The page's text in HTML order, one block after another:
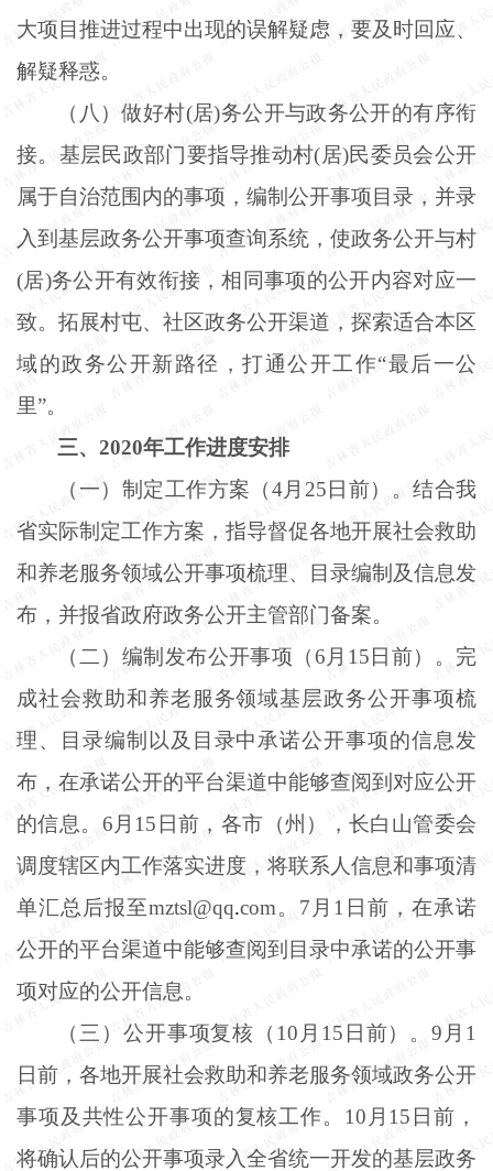
大项目推进过程中出现的误解疑虑，要及时回应、
解疑释惑。
（八）做好村(居)务公开与政务公开的有序衔
接。基层民政部门要指导推动村(居)民委员会公开
属于自治范围内的事项，编制公开事项目录，并录
入到基层政务公开事项查询系统，使政务公开与村
(居)务公开有效衔接，相同事项的公开内容对应一
致。拓展村屯、社区政务公开渠道，探索适合本区
域的政务公开新路径，打通公开工作“最后一公
里”。
三、2020年工作进度安排
（一）制定工作方案（4月25日前）。结合我
省实际制定工作方案，指导督促各地开展社会救助
和养老服务领域公开事项梳理、目录编制及信息发
布，并报省政府政务公开主管部门备案。
（二）编制发布公开事项（6月15日前）。完
成社会救助和养老服务领域基层政务公开事项梳
理、目录编制以及目录中承诺公开事项的信息发
布，在承诺公开的平台渠道中能够查阅到对应公开
的信息。6月15日前，各市（州），长白山管委会
调度辖区内工作落实进度，将联系人信息和事项清
单汇总后报至mztsl@qq.com。7月1日前，在承诺
公开的平台渠道中能够查阅到目录中承诺的公开事
项对应的公开信息。
（三）公开事项复核（ 10月15日前）。9月1
日前，各地开展社会救助和养老服务领域政务公开
事项及共性公开事项的复核工作。10月15日前，
将确认后的公开事项录入全省统一开发的基层政务